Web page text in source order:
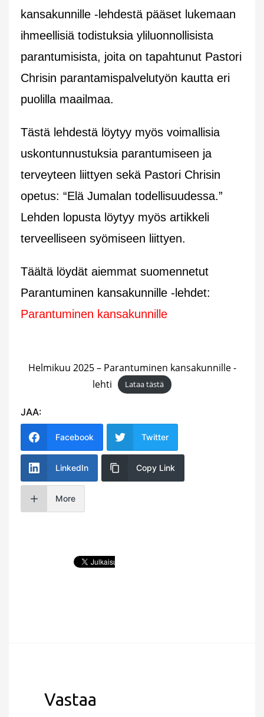
kansakunnille -lehdestä pääset lukemaan
ihmeellisiä todistuksia yliluonnollisista
parantumisista, joita on tapahtunut Pastori
Chrisin parantamispalvelutyön kautta eri
puolilla maailmaa.
Tästä lehdestä löytyy myös voimallisia
uskontunnustuksia parantumiseen ja
terveyteen liittyen sekä Pastori Chrisin
opetus: “Elä Jumalan todellisuudessa.”
Lehden lopusta löytyy myös artikkeli
terveelliseen syömiseen liittyen.
Täältä löydät aiemmat suomennetut
Parantuminen kansakunnille -lehdet:
Parantuminen kansakunnille
Helmikuu 2025 – Parantuminen kansakunnille -
lehti
Lataa tästä
JAA:
Facebook Twitter
LinkedIn Copy Link
More
Vastaa